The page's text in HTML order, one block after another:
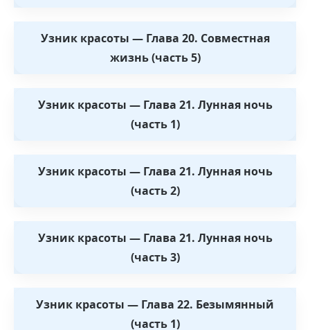
Узник красоты — Глава 20. Совместная
жизнь (часть 5)
Узник красоты — Глава 21. Лунная ночь
(часть 1)
Узник красоты — Глава 21. Лунная ночь
(часть 2)
Узник красоты — Глава 21. Лунная ночь
(часть 3)
Узник красоты — Глава 22. Безымянный
(часть 1)